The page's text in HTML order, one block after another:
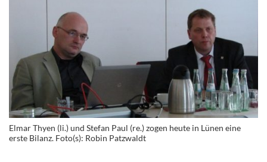
Elmar Thyen (li.) und Stefan Paul (re.) zogen heute in Lünen eine
erste Bilanz. Foto(s): Robin Patzwaldt